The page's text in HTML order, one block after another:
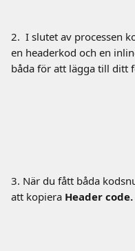
2.  I slutet av processen
en headerkod och en
båda för att lägga till ditt
3. När du fått båda
att kopiera Header code.